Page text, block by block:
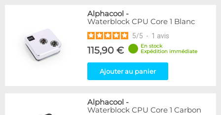
Alphacool -
Waterblock CPU Core 1 Blanc
5/5 - 1 avis
115,90 €
En stock
Expédition immédiate
Ajouter au panier
Alphacool -
Waterblock CPU Core 1 Carbon